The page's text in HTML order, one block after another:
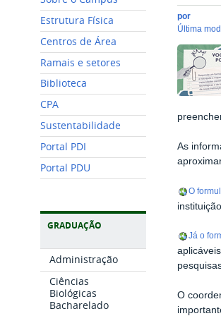
Estrutura Física
Centros de Área
Ramais e setores
Biblioteca
CPA
Sustentabilidade
Portal PDI
Portal PDU
GRADUAÇÃO
Administração
Ciências
Biológicas
Bacharelado
por
última
As
O
Já o
O